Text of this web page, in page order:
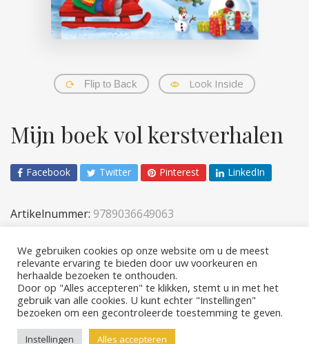
Flip to Back Look Inside
Mijn boek vol kerstverhalen
Facebook Twitter Pinterest LinkedIn
Artikelnummer: 9789036649063
Copyright © 2026 Rebo Publishers
We gebruiken cookies op onze website om u de meest
relevante ervaring te bieden door uw voorkeuren en
herhaalde bezoeken te onthouden.
Door op "Alles accepteren" te klikken, stemt u in met het
gebruik van alle cookies. U kunt echter "Instellingen"
bezoeken om een ​​gecontroleerde toestemming te geven.
Instellingen Alles accepteren